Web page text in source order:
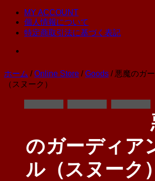
MY ACCOUNT
個人情報について
特定商取引法に基づく表記
ホーム /Online Store /Goods / 悪魔のガ
（スヌーク）
のガーディア
ル（スヌーク）